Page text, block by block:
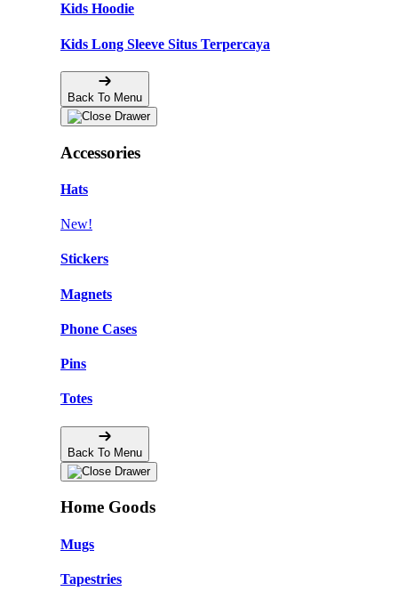
Kids Hoodie
Kids Long Sleeve Situs Terpercaya
Back To Menu
Accessories
Hats
New!
Stickers
Magnets
Phone Cases
Pins
Totes
Back To Menu
Home Goods
Mugs
Tapestries